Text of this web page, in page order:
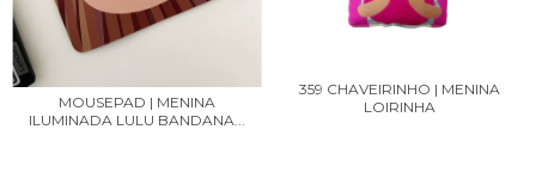
MOUSEPAD | MENINA
ILUMINADA LULU BANDANA...
359 CHAVEIRINHO | MENINA
LOIRINHA